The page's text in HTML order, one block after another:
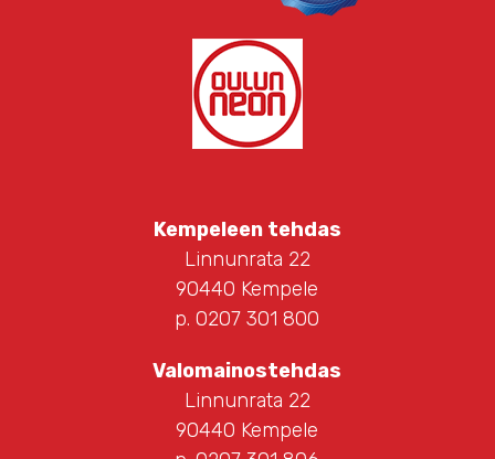
Kempeleen tehdas
Linnunrata 22
90440 Kempele
p. 0207 301 800
Valomainostehdas
Linnunrata 22
90440 Kempele